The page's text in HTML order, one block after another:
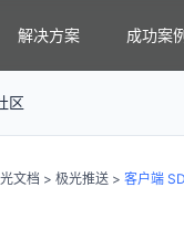
解决方案 成功案
区
文档 > 极光推送 > 客户端